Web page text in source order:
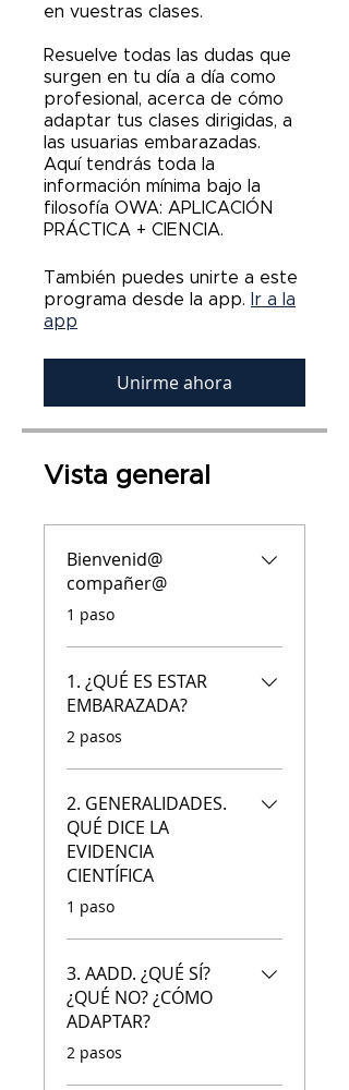
en vuestras clases.
Resuelve todas las dudas que
surgen en tu día a día como
profesional, acerca de cómo
adaptar tus clases dirigidas, a
las usuarias embarazadas.
Aquí tendrás toda la
información mínima bajo la
filosofía OWA: APLICACIÓN
PRÁCTICA + CIENCIA.
También puedes unirte a este
programa desde la app.
Ir a la
app
Unirme ahora
Vista general
Bienvenid@
compañer@
.1 paso
1. ¿QUÉ ES ESTAR
EMBARAZADA?
.2 pasos
2. GENERALIDADES.
QUÉ DICE LA
EVIDENCIA
CIENTÍFICA
.1 paso
3. AADD. ¿QUÉ SÍ?
¿QUÉ NO? ¿CÓMO
ADAPTAR?
.2 pasos